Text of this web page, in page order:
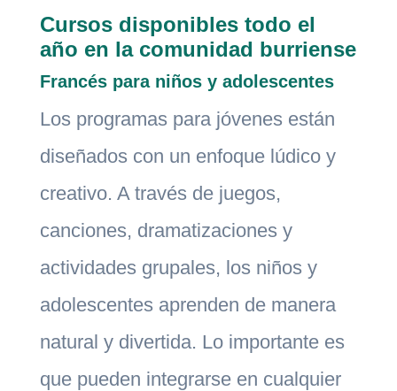
Cursos disponibles todo el
año en la comunidad burriense
Francés para niños y adolescentes
Los programas para jóvenes están
diseñados con un enfoque lúdico y
creativo. A través de juegos,
canciones, dramatizaciones y
actividades grupales, los niños y
adolescentes aprenden de manera
natural y divertida. Lo importante es
que pueden integrarse en cualquier